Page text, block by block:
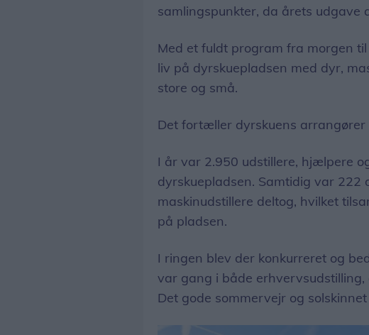
samlingspunkter, da årets udgave
Med et fuldt program fra morgen
liv på dyrskuepladsen med dyr,
store og små.
Det fortæller dyrskuens arrangører
I år var 2.950 udstillere, hjælpere
dyrskuepladsen. Samtidig var 222
maskinudstillere deltog, hvilket
på pladsen.
I ringen blev der konkurreret og
var gang i både
Det gode sommervejr og